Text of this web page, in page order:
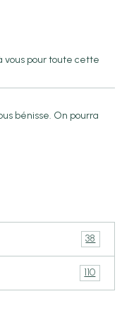
vous pour toute cette
bénisse. On pourra
38
110